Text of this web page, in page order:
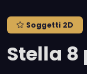
Soggetti 2D
Stella